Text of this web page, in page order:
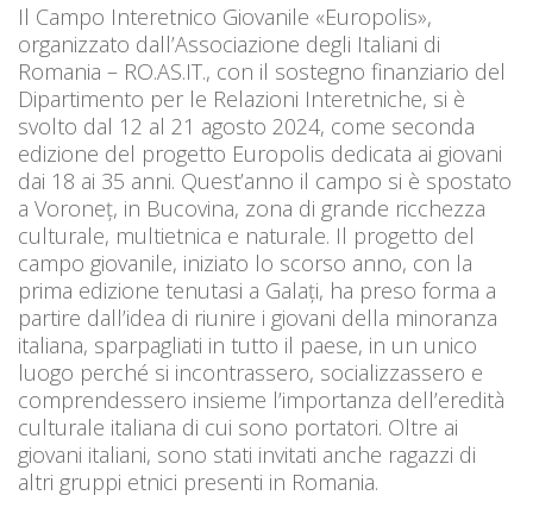
Il Campo Interetnico Giovanile «Europolis»,
organizzato dall’Associazione degli Italiani di
Romania – RO.AS.IT., con il sostegno finanziario del
Dipartimento per le Relazioni Interetniche, si è
svolto dal 12 al 21 agosto 2024, come seconda
edizione del progetto Europolis dedicata ai giovani
dai 18 ai 35 anni. Quest’anno il campo si è spostato
a Voroneț, in Bucovina, zona di grande ricchezza
culturale, multietnica e naturale. Il progetto del
campo giovanile, iniziato lo scorso anno, con la
prima edizione tenutasi a Galați, ha preso forma a
partire dall’idea di riunire i giovani della minoranza
italiana, sparpagliati in tutto il paese, in un unico
luogo perché si incontrassero, socializzassero e
comprendessero insieme l’importanza dell’eredità
culturale italiana di cui sono portatori. Oltre ai
giovani italiani, sono stati invitati anche ragazzi di
altri gruppi etnici presenti in Romania.